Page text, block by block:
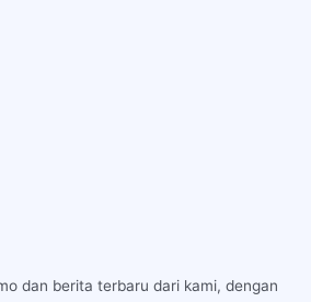
dan berita terbaru dari kami, dengan